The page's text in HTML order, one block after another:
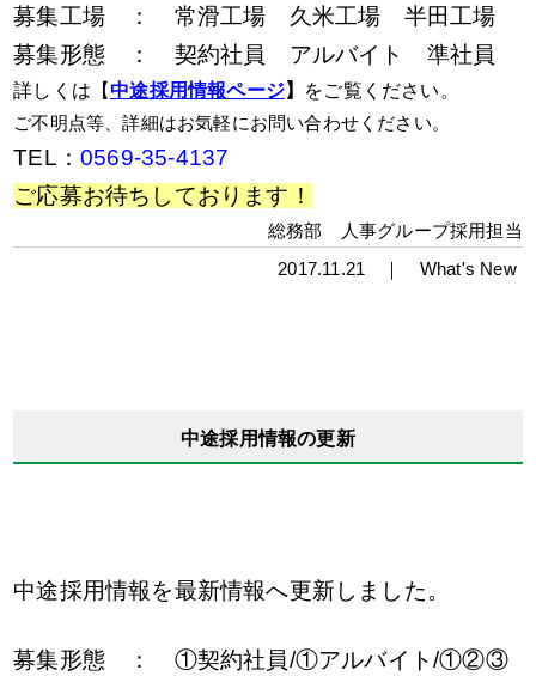
募集工場 ： 常滑工場 久米工場 半田工場
募集形態 ： 契約社員 アルバイト 準社員
詳しくは【中途採用情報ページ】
をご覧ください。
ご不明点等、詳細はお気軽にお問い合わせください。
TEL：0569-35-4137
ご応募お待ちしております！
総務部 人事グループ採用担当
2017.11.21 ｜ What's New
中途採用情報の更新
中途採用情報を最新情報へ更新しました。
募集形態 ： ①契約社員/①アルバイト/①②③